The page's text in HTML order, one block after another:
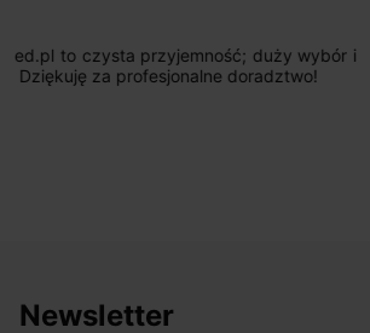
Jestem bardzo zadowolony.
początku uderzyło mnie
sprzedającego. Pan ma duże
odpowiednio pokierować i doradzić
nasze wymarzone oświetlenie.
Newsletter